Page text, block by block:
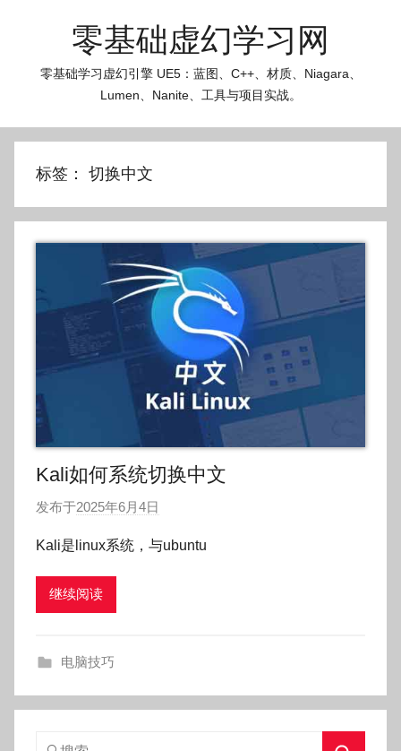
零基础虚幻学习网
零基础学习虚幻引擎 UE5：蓝图、C++、材质、Niagara、
Lumen、Nanite、工具与项目实战。
标签： 切换中文
Kali如何系统切换中文
发布于2025年6月4日
:
o
Kali是linux系统，与ubuntu
继续阅读
电脑技巧
搜